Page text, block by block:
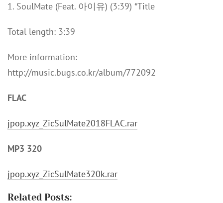
1. SoulMate (Feat. 아이유) (3:39) *Title
Total length: 3:39
More information:
http://music.bugs.co.kr/album/772092
FLAC
jpop.xyz_ZicSulMate2018FLAC.rar
MP3 320
jpop.xyz_ZicSulMate320k.rar
Related Posts: